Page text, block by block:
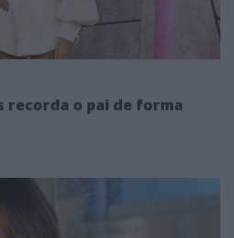
recorda o pai de forma